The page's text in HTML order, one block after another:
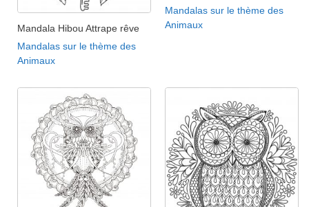
Mandala Hibou Attrape rêve
Mandalas sur le thème des
Animaux
Mandalas sur le thème des
Animaux